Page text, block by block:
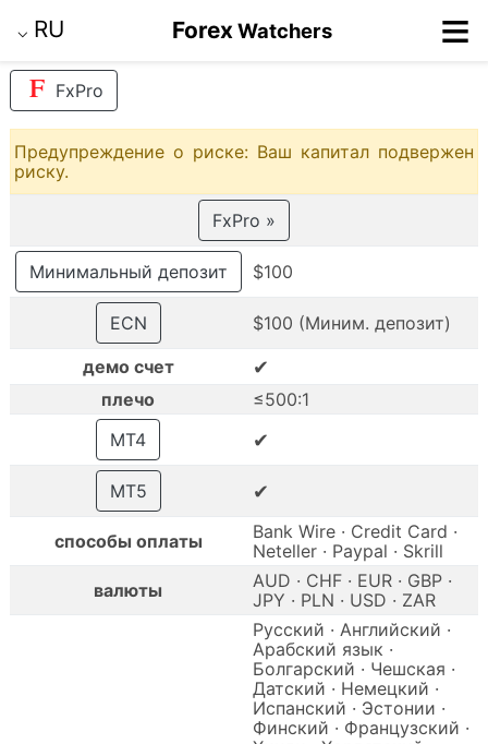
⌵ RU ForexWatchers ≡
FxPro
Предупреждение о риске: Ваш капитал подвержен
риску.
FxPro »
Минимальный депозит $100
ECN
$100 (Миним. депозит)
демо счет
✔
плечо
≤500:1
MT4
✔
MT5 ✔
способы оплаты
Bank Wire · Credit Card ·
Neteller · Paypal · Skrill
валюты
AUD · CHF · EUR · GBP ·
JPY · PLN · USD · ZAR
Русский · Английский ·
Арабский язык ·
Болгарский · Чешская ·
Датский · Немецкий ·
Испанский · Эстонии ·
Финский · Французский ·